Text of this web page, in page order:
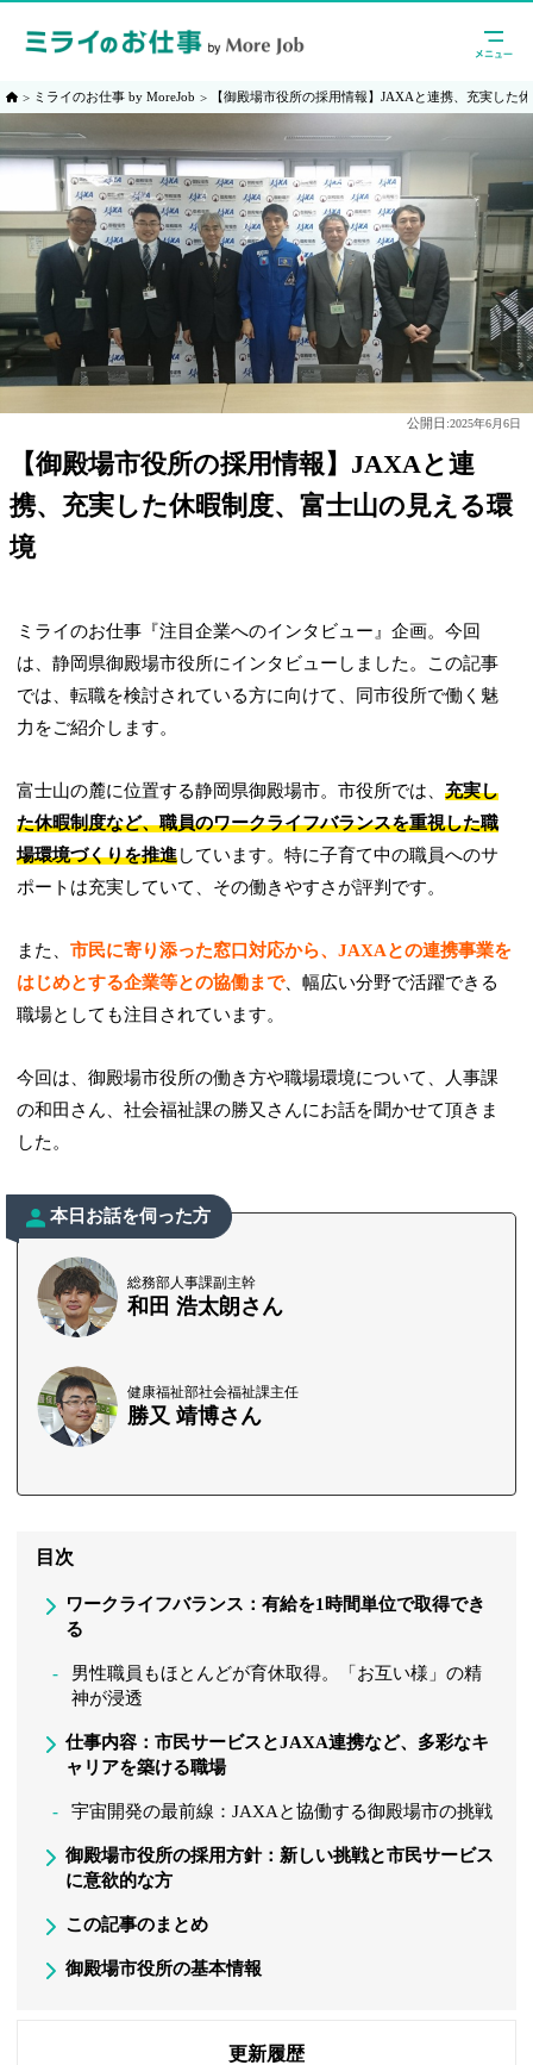
ミライのお仕事 by MoreJob 【御殿場市役所の採用情報】JAXAと連携、充実した
公開日:2025年6月6日
【御殿場市役所の採用情報】JAXAと連
携、充実した休暇制度、富士山の見える環
境
ミライのお仕事『注目企業へのインタビュー』企画。今回
は、静岡県御殿場市役所にインタビューしました。この記事
では、転職を検討されている方に向けて、同市役所で働く魅
力をご紹介します。
富士山の麓に位置する静岡県御殿場市。市役所では、充実し
た休暇制度など、職員のワークライフバランスを重視した職
場環境づくりを推進しています。特に子育て中の職員へのサ
ポートは充実していて、その働きやすさが評判です。
また、市民に寄り添った窓口対応から、JAXAとの連携事業を
はじめとする企業等との協働まで、幅広い分野で活躍できる
職場としても注目されています。
今回は、御殿場市役所の働き方や職場環境について、人事課
の和田さん、社会福祉課の勝又さんにお話を聞かせて頂きま
した。
本日お話を伺った方
総務部人事課副主幹
和田 浩太朗さん
健康福祉部社会福祉課主任
勝又 靖博さん
目次
ワークライフバランス：有給を1時間単位で取得でき
る
男性職員もほとんどが育休取得。「お互い様」の精
神が浸透
仕事内容：市民サービスとJAXA連携など、多彩なキ
ャリアを築ける職場
宇宙開発の最前線：JAXAと協働する御殿場市の挑戦
御殿場市役所の採用方針：新しい挑戦と市民サービス
に意欲的な方
この記事のまとめ
御殿場市役所の基本情報
更新履歴